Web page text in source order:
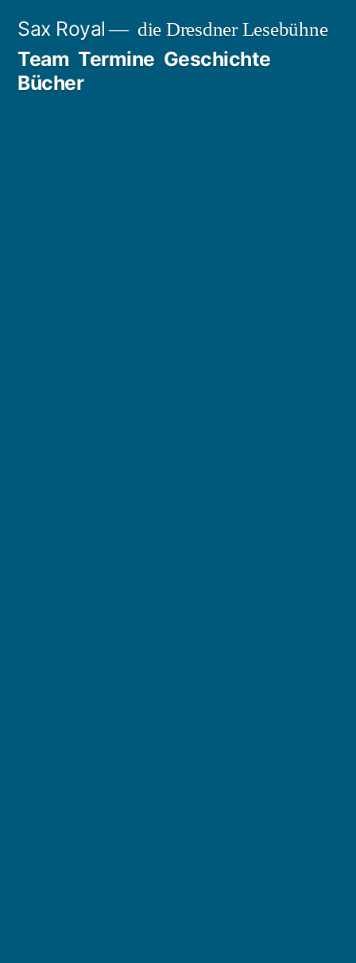
springen
Sax Royal die Dresdner Lesebühne
Team Termine Geschichte
Bücher